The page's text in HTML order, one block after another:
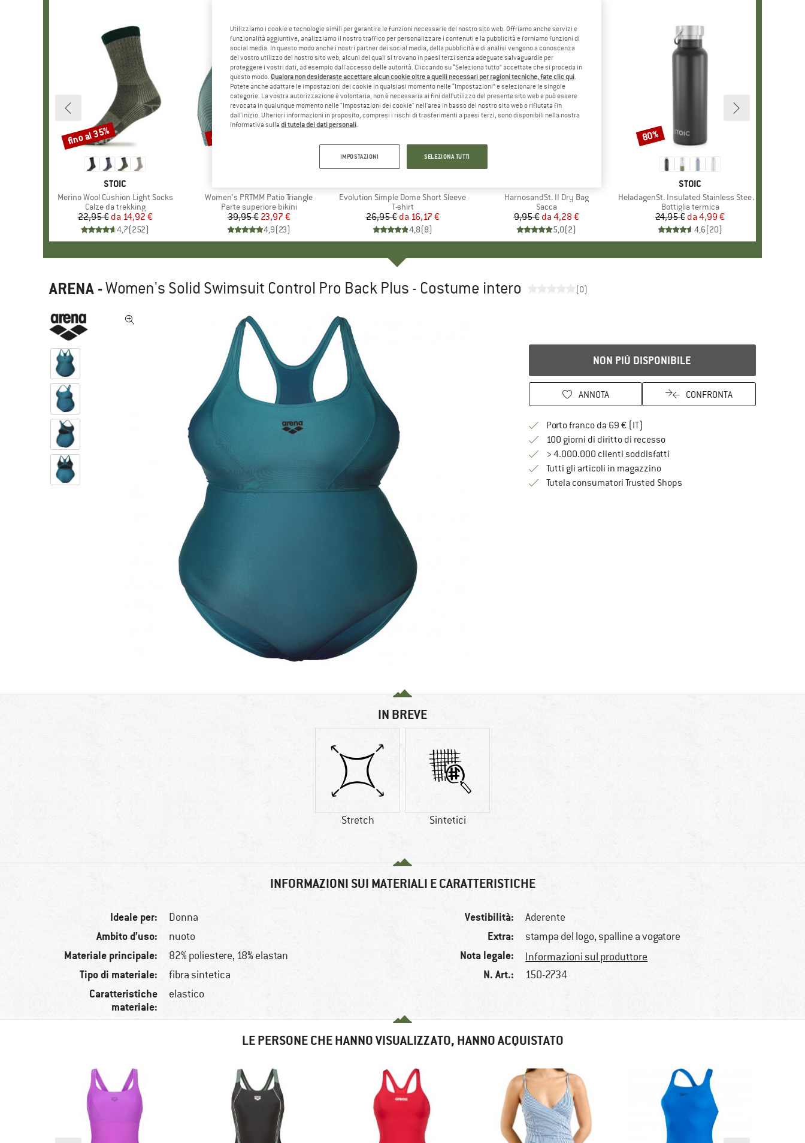
MARCHIO
STOIC
Articolo
Merino Wool Cushion Light Socks
Gruppo di prodotti
Calze da trekking
Prezzo
22,95 € Prezzo ridotto
da 14,92 €
4,7(252)
Sconto
fino al 35%
Articolo
Women's PRTMM Patio Triangle
Gruppo di prodotti
Parte superiore bikini
Prezzo
39,95 €Prezzo ridotto
23,97 €
4,9(23)
Sconto
40%
Articolo
Evolution Simple Dome Short Sleeve
Gruppo di prodotti
T-shirt
Prezzo
26,95 € Prezzo ridotto
da 16,17 €
4,8(8)
fino al 40%
Articolo
HarnosandSt. II Dry Bag
Gruppo di prodotti
Sacca
Prezzo
9,95 € Prezzo ridotto
da 4,28 €
5,0(2)
MARCHIO
STOIC
Articolo
HeladagenSt. Insulated Stainless Steel Bottle 500
Gruppo di prodotti
Bottiglia termica
Prezzo
24,95 € Prezzo ridotto
da 4,99 €
4,6(20)
Sconto
80%
ARENA -Women's Solid Swimsuit Control Pro Back Plus - Costume intero (0)
NON PIÙ DISPONIBILE
ANNOTA CONFRONTA
Porto franco da 69 € (IT)
100 giorni di diritto di recessoVai alla politica di recesso qui Si
> 4.000.000 clienti soddisfatti
Tutti gli articoli in magazzino
Tutela consumatori Trusted ShopsTrovi tutte le informazioni qui!
IN BREVE
Stretch Sintetici
INFORMAZIONI SUI MATERIALI E CARATTERISTICHE
Ideale per: Donna
Ambito d’uso: nuoto
Materiale principale: 82% poliestere, 18% elastan
Tipo di materiale: fibra sintetica
Caratteristiche
materiale:
elastico
Vestibilità: Aderente
Extra: stampa del logo, spalline a vogatore
Nota legale: Informazioni sul produttore
N. Art.: 150-2734
LE PERSONE CHE HANNO VISUALIZZATO, HANNO ACQUISTATO
Utilizziamo i cookie e tecnologie simili per garantire le funzioni necessarie del nostro sito web. Offriamo anche servizi e
funzionalità aggiuntive, analizziamo il nostro traffico per personalizzare i contenuti e la pubblicità e forniamo funzioni di
social media. In questo modo anche i nostri partner dei social media, della pubblicità e di analisi vengono a conoscenza
del vostro utilizzo del nostro sito web; alcuni dei quali si trovano in paesi terzi senza adeguate salvaguardie per
proteggere i vostri dati, ad esempio dall'accesso delle autorità. Cliccando su “Seleziona tutto” accettate che si proceda in
questo modo. Qualora non desideraste accettare alcun cookie oltre a quelli necessari per ragioni tecniche, fate clic qui.
Potete anche adattare le impostazioni dei cookie in qualsiasi momento nelle “Impostazioni” e selezionare le singole
categorie. La vostra autorizzazione è volontaria, non è necessaria ai fini dell'utilizzo del presente sito web e può essere
revocata in qualunque momento nelle "Impostazioni dei cookie" nell'area in basso del nostro sito web o rifiutata fin
dall'inizio. Ulteriori informazioni in proposito, compresi i rischi di trasferimenti a paesi terzi, sono disponibili nella nostra
informativa sulla di tutela dei dati personali.
IMPOSTAZIONI SELEZIONA TUTTI